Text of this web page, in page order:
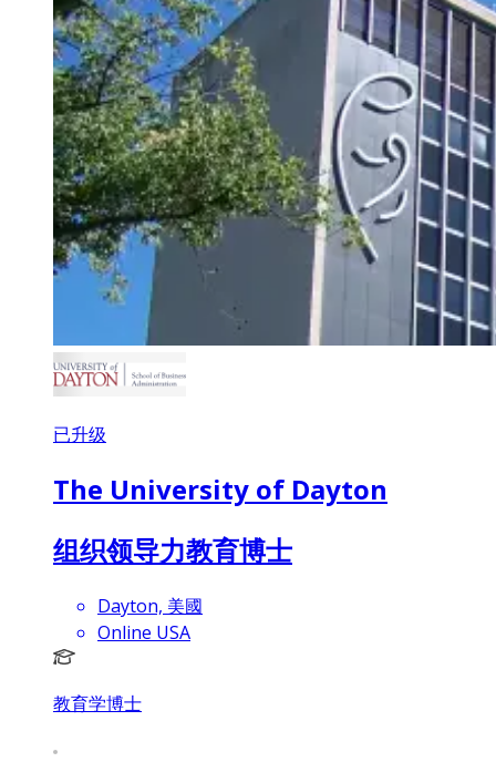
已升级
The University of Dayton
组织领导力教育博士
Dayton, 美國
Online USA
教育学博士